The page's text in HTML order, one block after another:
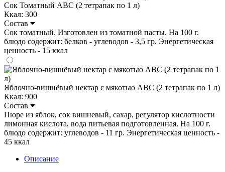
Сок Томатный ABC (2 тетрапак по 1 л)
Ккал: 300
Состав
Сок томатный. Изготовлен из томатной пасты. На 100 г.
блюдо содержит: белков - углеводов - 3,5 гр. Энергетическая
ценность - 15 ккал
Яблочно-вишнёвый нектар с мякотью ABC (2 тетрапак по 1 л)
Ккал: 900
Состав
Пюре из яблок, сок вишневый, сахар, регулятор кислотности
лимонная кислота, вода питьевая подготовленная. На 100 г.
блюдо содержит: углеводов - 11 гр. Энергетическая ценность -
45 ккал
Описание